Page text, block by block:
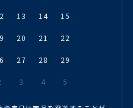
13 14 15
20 21 22
27 28 29
3 4 5